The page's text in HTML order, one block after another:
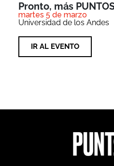
Pronto, más
martes 5 de marzo
Universidad de los Andes
IR AL EVENTO